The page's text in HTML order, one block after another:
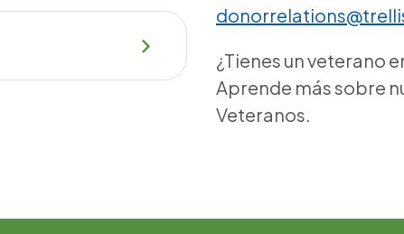
¿Tienes un veterano
Aprende más sobre
Veteranos.